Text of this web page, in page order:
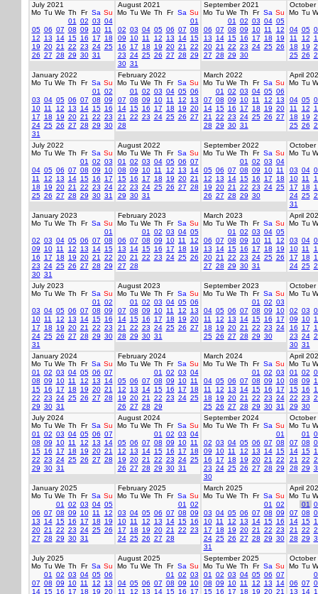
July 2021
Mo Tu We Th Fr Sa Su
01
02 03 04
05 06 07 08 09 10 11
12
13 14 15 16 17
18
19 20 21 22 23 24 25
26 27 28 29 30 31
August 2021
Mo Tu We Th Fr Sa Su
01
02 03 04 05 06 07 08
09
10 11 12 13 14 15
16
17 18 19 20 21
22
23 24 25 26 27 28 29
30 31
September 2021
Mo Tu We Th Fr Sa Su
01
02 03 04 05
06 07 08 09 10 11
12
13
14 15 16 17 18
19
20 21 22 23 24 25 26
27 28 29 30
October
Mo Tu
04 05
11
12
18
19
25 26
January 2022
Mo Tu We Th Fr Sa Su
01
02
03 04 05 06 07 08 09
10 11 12 13 14 15 16
17
18 19 20 21 22 23
24 25 26 27 28 29 30
31
February 2022
Mo Tu We Th Fr Sa Su
01
02 03 04 05 06
07 08 09 10 11 12
13
14 15 16 17 18 19 20
21
22 23 24 25 26 27
28
March 2022
Mo Tu We Th Fr Sa Su
01
02 03 04 05 06
07 08 09 10 11 12
13
14 15 16 17 18 19 20
21
22 23 24 25 26 27
28 29 30 31
April
Mo Tu
04 05
11
12
18
19
25 26
July 2022
Mo Tu We Th Fr Sa Su
01
02 03
04 05 06 07 08 09
10
11
12 13 14 15 16
17
18
19 20 21 22 23 24
25 26 27 28 29 30 31
August 2022
Mo Tu We Th Fr Sa Su
01
02 03 04 05 06 07
08 09 10 11 12 13
14
15 16 17 18 19 20 21
22 23 24 25 26 27 28
29 30 31
September 2022
Mo Tu We Th Fr Sa Su
01
02 03 04
05 06 07 08 09 10 11
12
13 14 15 16 17
18
19 20 21 22 23 24 25
26 27 28 29 30
October
Mo Tu
03 04
10 11
17
18
24 25
31
January 2023
Mo Tu We Th Fr Sa Su
01
02 03 04 05 06 07 08
09
10 11 12 13 14 15
16
17 18 19 20 21
22
23 24 25 26 27 28 29
30 31
February 2023
Mo Tu We Th Fr Sa Su
01
02 03 04 05
06 07 08 09 10 11
12
13
14 15 16 17 18
19
20 21 22 23 24 25 26
27 28
March 2023
Mo Tu We Th Fr Sa Su
01
02 03 04 05
06 07 08 09 10 11
12
13
14 15 16 17 18
19
20 21 22 23 24 25 26
27 28 29 30 31
April
Mo Tu
03 04
10 11
17
18
24 25
July 2023
Mo Tu We Th Fr Sa Su
01
02
03 04 05 06 07 08 09
10 11 12 13 14 15 16
17
18 19 20 21 22 23
24 25 26 27 28 29 30
31
August 2023
Mo Tu We Th Fr Sa Su
01
02 03 04 05 06
07 08 09 10 11 12
13
14 15 16 17 18 19 20
21
22 23 24 25 26 27
28 29 30 31
September 2023
Mo Tu We Th Fr Sa Su
01
02 03
04 05 06 07 08 09
10
11
12 13 14 15 16
17
18
19 20 21 22 23 24
25 26 27 28 29 30
October
Mo Tu
02 03
09
10
16
17
23 24
30 31
January 2024
Mo Tu We Th Fr Sa Su
01
02 03 04 05 06 07
08 09 10 11 12 13
14
15 16 17 18 19 20 21
22 23 24 25 26 27 28
29 30 31
February 2024
Mo Tu We Th Fr Sa Su
01
02 03 04
05 06 07 08 09 10 11
12
13 14 15 16 17
18
19 20 21 22 23 24 25
26 27 28 29
March 2024
Mo Tu We Th Fr Sa Su
01
02 03
04 05 06 07 08 09
10
11
12 13 14 15 16
17
18
19 20 21 22 23 24
25 26 27 28 29 30 31
April
Mo Tu
01
02
08 09
15 16
22 23
29 30
July 2024
Mo Tu We Th Fr Sa Su
01
02 03 04 05 06 07
08 09 10 11 12 13
14
15 16 17 18 19 20 21
22 23 24 25 26 27 28
29 30 31
August 2024
Mo Tu We Th Fr Sa Su
01
02 03 04
05 06 07 08 09 10 11
12
13 14 15 16 17
18
19 20 21 22 23 24 25
26 27 28 29 30 31
September 2024
Mo Tu We Th Fr Sa Su
01
02 03 04 05 06 07 08
09
10 11 12 13 14 15
16
17 18 19 20 21
22
23 24 25 26 27 28 29
30
October
Mo Tu
01
07 08
14 15
21
22
28 29
January 2025
Mo Tu We Th Fr Sa Su
01
02 03 04 05
06 07 08 09 10 11
12
13
14 15 16 17 18
19
20 21 22 23 24 25 26
27 28 29 30 31
February 2025
Mo Tu We Th Fr Sa Su
01
02
03 04 05 06 07 08 09
10 11 12 13 14 15 16
17
18 19 20 21 22 23
24 25 26 27 28
March 2025
Mo Tu We Th Fr Sa Su
01
02
03 04 05 06 07 08 09
10 11 12 13 14 15 16
17
18 19 20 21 22 23
24 25 26 27 28 29 30
31
April
Mo Tu
01
07 08
14 15
21
22
28 29
July 2025
Mo Tu We Th Fr Sa Su
01
02 03 04 05 06
07 08 09 10 11 12
13
14 15 16 17 18 19 20
August 2025
Mo Tu We Th Fr Sa Su
01
02 03
04 05 06 07 08 09
10
11
12 13 14 15 16 17
September 2025
Mo Tu We Th Fr Sa Su
01
02 03 04 05 06 07
08 09 10 11 12 13
14
15 16 17 18 19 20 21
October
Mo Tu
06 07
13
14